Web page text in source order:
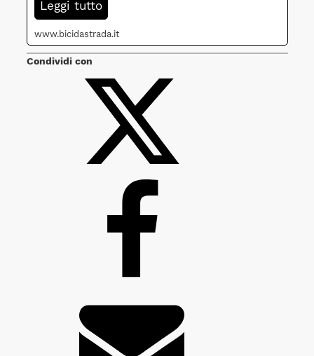
Leggi tutto
www.bicidastrada.it
Condividi con